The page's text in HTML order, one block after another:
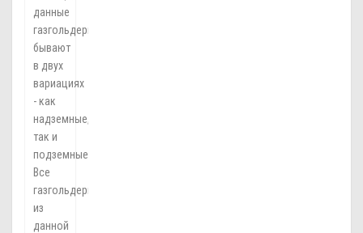
данные
газгольдеры
бывают
в двух
вариациях
- как
надземные,
так и
подземные.
Все
газгольдеры
из
данной